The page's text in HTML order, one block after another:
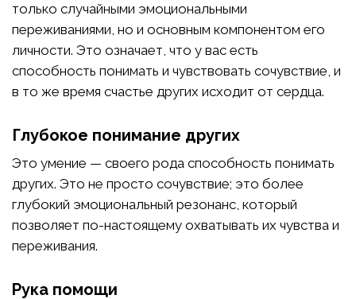
только случайными эмоциональными
переживаниями, но и основным компонентом его
личности. Это означает, что у вас есть
способность понимать и чувствовать сочувствие, и
в то же время счастье других исходит от сердца.
Глубокое понимание других
Это умение — своего рода способность понимать
других. Это не просто сочувствие; это более
глубокий эмоциональный резонанс, который
позволяет по-настоящему охватывать их чувства и
переживания.
Рука помощи